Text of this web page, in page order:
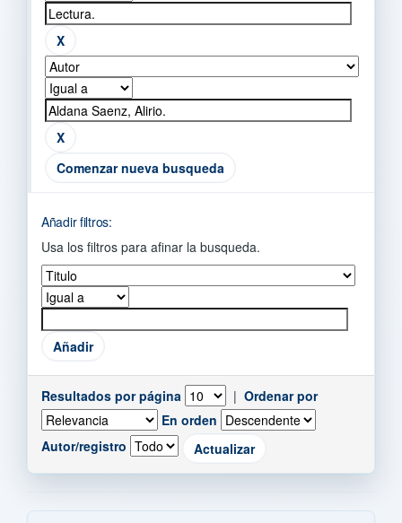
Comenzar nueva busqueda
Añadir filtros:
Usa los filtros para afinar la busqueda.
Resultados por página | Ordenar por
En orden
Autor/registro